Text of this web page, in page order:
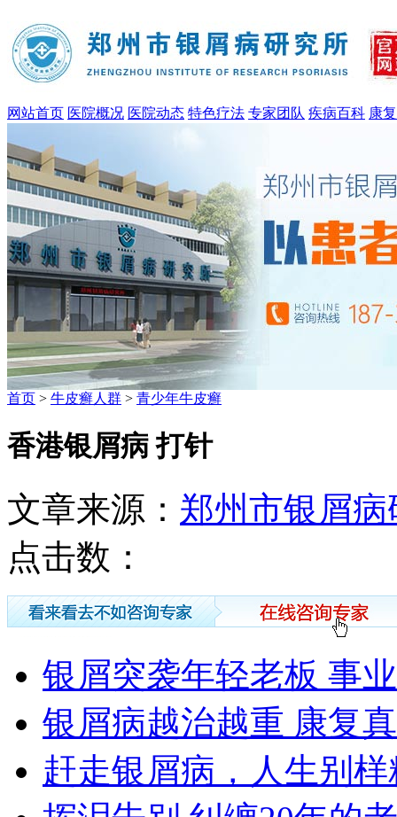
网站首页 医院概况 医院动态 特色疗法 专家团队 疾病百科 康
首页 > 牛皮癣人群 > 青少年牛皮癣
香港银屑病 打针
文章来源： 郑州市银屑病
点击数：
银屑突袭年轻老板 事
银屑病越治越重 康复
赶走银屑病，人生别